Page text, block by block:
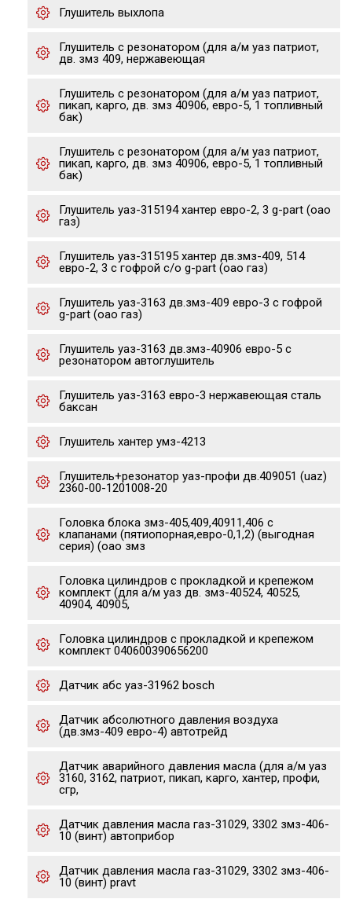
Глушитель выхлопа
Глушитель с резонатором (для а/м уаз патриот,
дв. змз 409, нержавеющая
Глушитель с резонатором (для а/м уаз патриот,
пикап, карго, дв. змз 40906, евро-5, 1 топливный
бак)
Глушитель с резонатором (для а/м уаз патриот,
пикап, карго, дв. змз 40906, евро-5, 1 топливный
бак)
Глушитель уаз-315194 хантер евро-2, 3 g-part (оао
газ)
Глушитель уаз-315195 хантер дв.змз-409, 514
евро-2, 3 с гофрой с/о g-part (оао газ)
Глушитель уаз-3163 дв.змз-409 евро-3 с гофрой
g-part (оао газ)
Глушитель уаз-3163 дв.змз-40906 евро-5 с
резонатором автоглушитель
Глушитель уаз-3163 евро-3 нержавеющая сталь
баксан
Глушитель хантер умз-4213
Глушитель+резонатор уаз-профи дв.409051 (uaz)
2360-00-1201008-20
Головка блока змз-405,409,40911,406 с
клапанами (пятиопорная,евро-0,1,2) (выгодная
серия) (оао змз
Головка цилиндров с прокладкой и крепежом
комплект (для а/м уаз дв. змз-40524, 40525,
40904, 40905,
Головка цилиндров с прокладкой и крепежом
комплект 040600390656200
Датчик абс уаз-31962 bosch
Датчик абсолютного давления воздуха
(дв.змз-409 евро-4) автотрейд
Датчик аварийного давления масла (для а/м уаз
3160, 3162, патриот, пикап, карго, хантер, профи,
сгр,
Датчик давления масла газ-31029, 3302 змз-406-
10 (винт) автоприбор
Датчик давления масла газ-31029, 3302 змз-406-
10 (винт) pravt